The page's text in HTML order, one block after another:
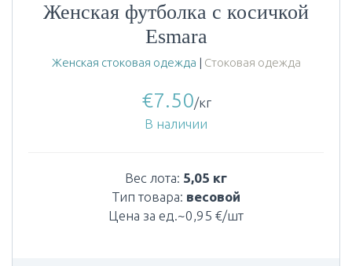
Женская футболка с косичкой
Esmara
Женская стоковая одежда | Стоковая одежда
€7.50/кг
В наличии
Вес лота: 5,05 кг
Тип товара: весовой
Цена за ед.~0,95 €/шт